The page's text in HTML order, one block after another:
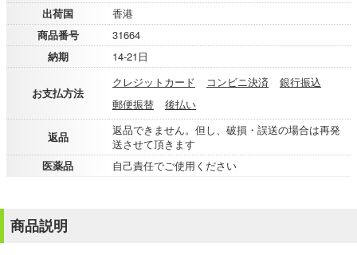
出荷国
香港
商品番号
31664
納期
14-21日
お支払方法
クレジットカード コンビニ決済
銀行振込
郵便振替
後払い
返品
返品できません。但し、破損・誤送の場合は再発
送させて頂きます
医薬品
自己責任でご使用ください
商品説明